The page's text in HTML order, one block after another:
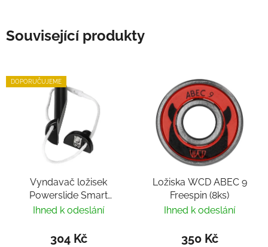
Související produkty
DOPORUČUJEME
Vyndavač ložisek
Powerslide Smart
Bearing Remover by
Ihned k odeslání
304 Kč
Ložiska WCD ABEC 9
Freespin (8ks)
Ihned k odeslání
350 Kč